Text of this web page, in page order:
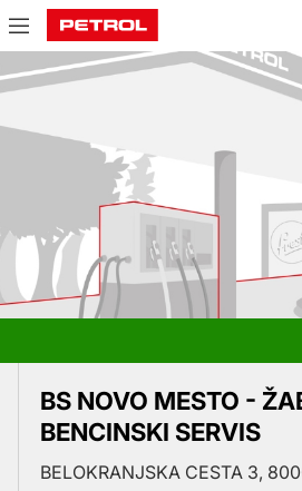
Prodajna
mesta
BS NOVO MESTO -
BENCINSKI SERVIS
BELOKRANJSKA CESTA 3,